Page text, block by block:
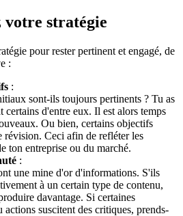
votre stratégie
pour rester pertinent et engagé, de
:
:
sont-ils toujours pertinents ? Tu as
certains d'entre eux. Il est alors temps
Ou bien, certains objectifs
révision. Ceci afin de refléter les
ton entreprise ou du marché.
:
une mine d'or d'informations. S'ils
à un certain type de contenu,
davantage. Si certaines
actions suscitent des critiques, prends-